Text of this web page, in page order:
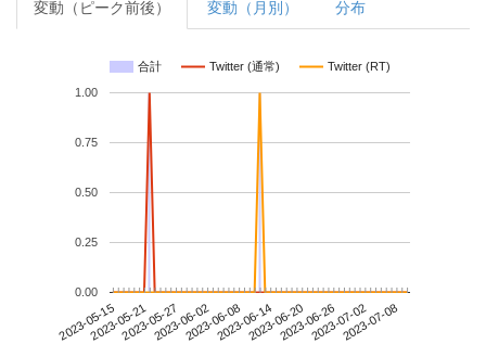
変動（ピーク前後） 変動（月別） 分布
合計 Twitter (通常) Twitter (RT)
2023-05-152023-05-212023-05-272023-06-022023-06-082023-06-142023-06-202023-06-262023-07-022023-07-08
0.00
0.25
0.50
0.75
1.00